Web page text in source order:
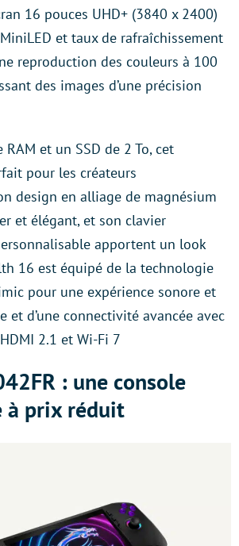
16 pouces UHD+ (3840 x 2400)
et taux de rafraîchissement
reproduction des couleurs à 100
des images d’une précision
RAM et un SSD de 2 To, cet
pour les créateurs
design en alliage de magnésium
et élégant, et son clavier
apportent un look
16 est équipé de la technologie
pour une expérience sonore et
et d’une connectivité avancée avec
2.1 et Wi-Fi 7​
: une console
à prix réduit